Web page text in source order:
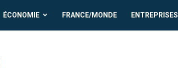
ÉCONOMIE FRANCE/MONDE ENTREPRISES